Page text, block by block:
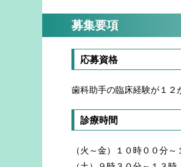
募集要項
応募資格
歯科助手の臨床経験が１２
診療時間
（火～金）１０時００分